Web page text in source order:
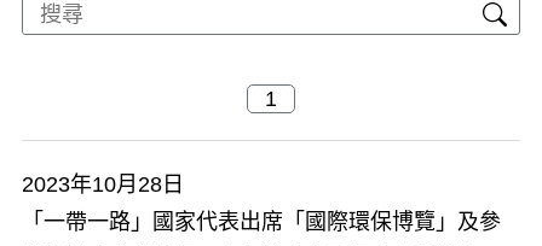
2023年10月28日
「一帶一路」國家代表出席「國際環保博覽」及參